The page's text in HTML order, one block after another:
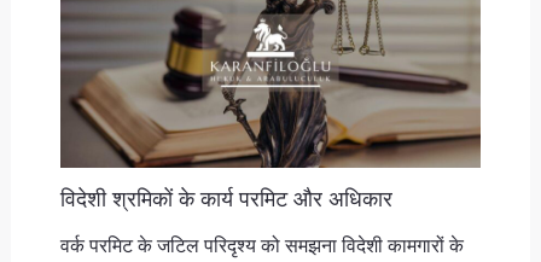
विदेशी श्रमिकों के कार्य परमिट और अधिकार
वर्क परमिट के जटिल परिदृश्य को समझना विदेशी कामगारों के